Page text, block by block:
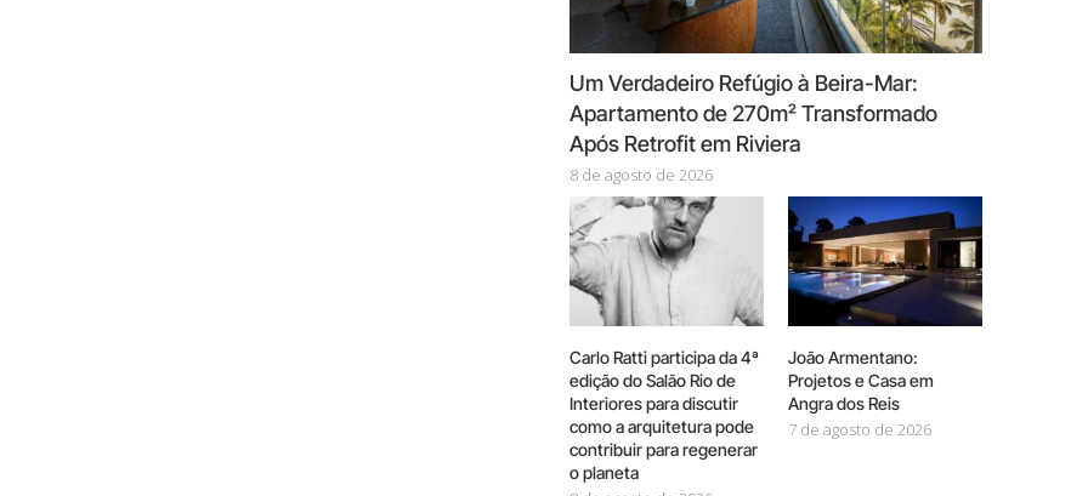
Um Verdadeiro Refúgio à Beira-Mar:
Apartamento de 270m² Transformado
Após Retrofit em Riviera
8 de agosto de 2026
Carlo Ratti participa da 4ª
edição do Salão Rio de
Interiores para discutir
como a arquitetura pode
contribuir para regenerar
o planeta
João Armentano:
Projetos e Casa em
Angra dos Reis
7 de agosto de 2026